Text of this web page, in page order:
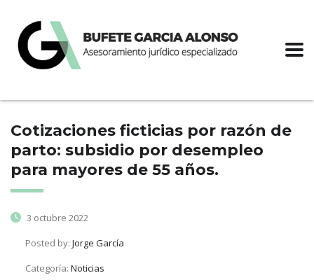
Cotizaciones ficticias por razón de
parto: subsidio por desempleo
para mayores de 55 años.
3 octubre 2022
Posted by: Jorge García
Categoría: Noticias